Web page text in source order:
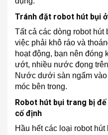
Tránh đặt robot hút bụi
Tất cả các dòng robot
việc phải khô ráo và
hoạt động, bạn nên đóng
ướt, nhiều nước đọng
Nước dưới sàn ngấm
móc bên trong.
Robot hút bụi trang bị
cố định
Hầu hết các loại robot